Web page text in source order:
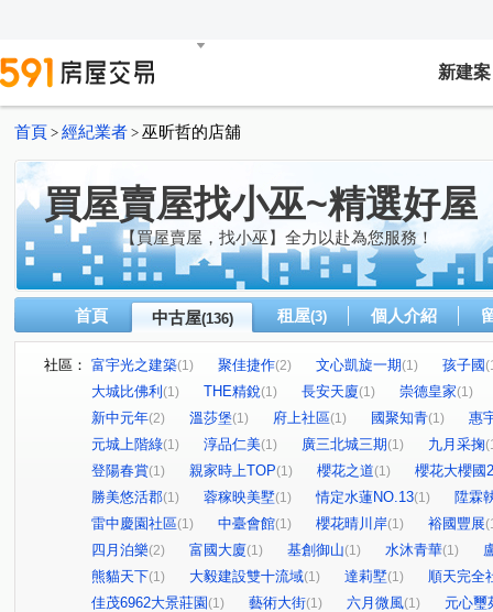
新建案
首頁 > 經紀業者 > 巫昕哲的店舖
買屋賣屋找小巫~精選好屋
【買屋賣屋，找小巫】全力以赴為您服務！
首頁 中古屋(136) 租屋(3) 個人介紹
社區： 富宇光之建築(1) 聚佳捷作(2) 文心凱旋一期(1) 孩子國
大城比佛利 (1) THE精銳(1) 長安天廈(1) 崇德皇家(1)
新中元年(2) 溫莎堡(1) 府上社區(1) 國聚知青(1)
惠
元城上階綠(1) 淳品仁美(1) 廣三北城三期(1) 九月采掬
登陽春賞(1) 親家時上TOP(1) 櫻花之道(1)
櫻花大櫻國2
勝美悠活郡(1) 蓉稼映美墅(1) 情定水蓮NO.13(1)
陞霖
雷中慶園社區(1) 中臺會館(1) 櫻花晴川岸(1) 裕國豐展
四月泊樂(2) 富國大廈(1) 基創御山(1) 水沐青華(1)
熊貓天下(1) 大毅建設雙十流域(1) 達莉墅(1)
順天完全
佳茂6962大景莊園 (1) 藝術大街(1) 六月微風(1)
元心璽